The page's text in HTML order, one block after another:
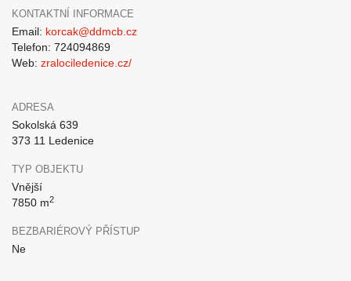
KONTAKTNÍ INFORMACE
Email: korcak@ddmcb.cz
Telefon: 724094869
Web: zralociledenice.cz/
ADRESA
Sokolská 639
373 11 Ledenice
TYP OBJEKTU
Vnější
7850 m2
BEZBARIÉROVÝ PŘÍSTUP
Ne